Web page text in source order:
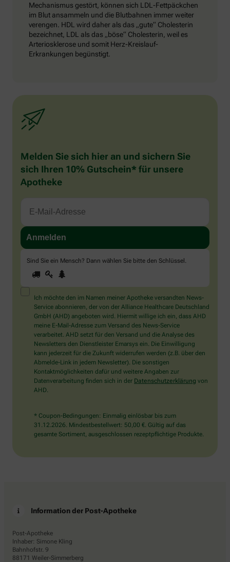
Mechanismus gestört, können sich LDL-Fettpäckchen
im Blut ansammeln und die Blutbahnen immer weiter
verengen. HDL wird daher als das „gute“ Cholesterin
bezeichnet, LDL als das „böse“ Cholesterin, weil es
Arteriosklerose und somit Herz-Kreislauf-
Erkrankungen begünstigt.
Melden Sie sich hier an und sichern Sie
sich Ihren 10% Gutschein* für unsere
Apotheke
Sind Sie ein Mensch? Dann wählen Sie bitte den Schlüssel.
Sind
Sie
ein
Mensch?
Dann
wählen
Sie
bitte
den
Schlüssel.
1 2
Ich möchte den im Namen meiner Apotheke versandten News-
Service abonnieren, der von der Alliance Healthcare Deutschland
GmbH (AHD) angeboten wird. Hiermit willige ich ein, dass AHD
meine E-Mail-Adresse zum Versand des News-Service
verarbeitet. AHD setzt für den Versand und die Analyse des
Newsletters den Dienstleister Emarsys ein. Die Einwilligung
kann jederzeit für die Zukunft widerrufen werden (z.B. über den
Abmelde-Link in jedem Newsletter). Die sonstigen
Kontaktmöglichkeiten dafür und weitere Angaben zur
Datenverarbeitung finden sich in der Datenschutzerklärung von
AHD.
* Coupon-Bedingungen: Einmalig einlösbar bis zum
31.12.2026. Mindestbestellwert: 50,00 €. Gültig auf das
gesamte Sortiment, ausgeschlossen rezeptpflichtige Produkte.
Information der Post-Apotheke
Post-Apotheke
Inhaber: Simone Kling
Bahnhofstr. 9
88171 Weiler-Simmerberg